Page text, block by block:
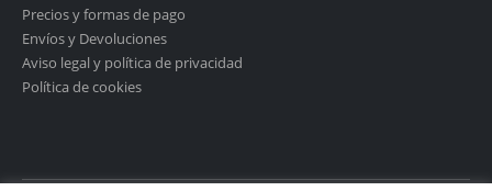
Precios y formas de pago
Envíos y Devoluciones
Aviso legal y política de privacidad
Política de cookies